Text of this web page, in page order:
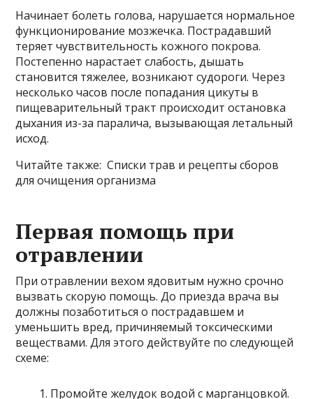
Начинает болеть голова, нарушается нормальное
функционирование мозжечка. Пострадавший
теряет чувствительность кожного покрова.
Постепенно нарастает слабость, дышать
становится тяжелее, возникают судороги. Через
несколько часов после попадания цикуты в
пищеварительный тракт происходит остановка
дыхания из-за паралича, вызывающая летальный
исход.
Читайте также: Списки трав и рецепты сборов
для очищения организма
Первая помощь при
отравлении
При отравлении вехом ядовитым нужно срочно
вызвать скорую помощь. До приезда врача вы
должны позаботиться о пострадавшем и
уменьшить вред, причиняемый токсическими
веществами. Для этого действуйте по следующей
схеме:
Промойте желудок водой с марганцовкой.